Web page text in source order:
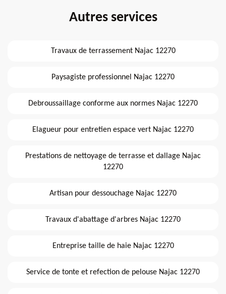
Autres services
Travaux de terrassement Najac 12270
Paysagiste professionnel Najac 12270
Debroussaillage conforme aux normes Najac 12270
Elagueur pour entretien espace vert Najac 12270
Prestations de nettoyage de terrasse et dallage Najac
12270
Artisan pour dessouchage Najac 12270
Travaux d'abattage d'arbres Najac 12270
Entreprise taille de haie Najac 12270
Service de tonte et refection de pelouse Najac 12270